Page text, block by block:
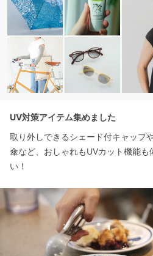
UV対策アイテム集めました
取り外しできるシェード付キャップ
傘など、おしゃれもUVカット機能
い！